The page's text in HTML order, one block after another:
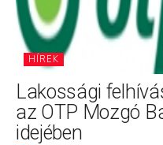
HÍREK
Lakossági
az OTP Mozgó
idejében